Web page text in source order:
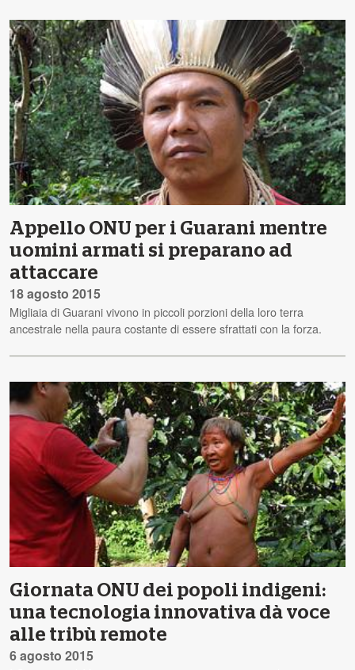
Appello ONU per i Guarani mentre
uomini armati si preparano ad
attaccare
18 agosto 2015
Migliaia di Guarani vivono in piccoli porzioni della loro terra
ancestrale nella paura costante di essere sfrattati con la forza.
Giornata ONU dei popoli indigeni:
una tecnologia innovativa dà voce
alle tribù remote
6 agosto 2015